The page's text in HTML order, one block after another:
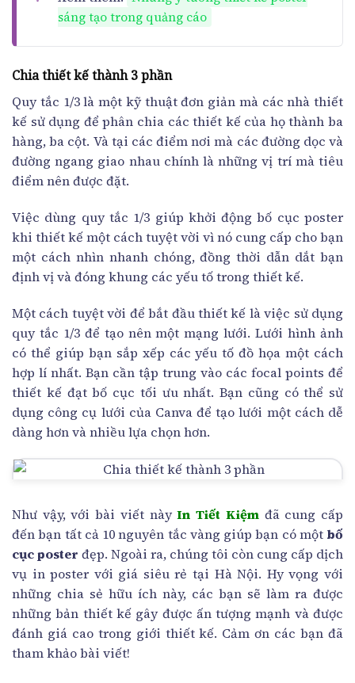
sáng tạo trong quảng cáo
Chia thiết kế thành 3 phần
Quy tắc 1/3 là một kỹ thuật đơn giản mà các nhà thiết
kế sử dụng để phân chia các thiết kế của họ thành ba
hàng, ba cột. Và tại các điểm nơi mà các đường dọc và
đường ngang giao nhau chính là những vị trí mà tiêu
điểm nên được đặt.
Việc dùng quy tắc 1/3 giúp khởi động bố cục poster
khi thiết kế một cách tuyệt vời vì nó cung cấp cho bạn
một cách nhìn nhanh chóng, đồng thời dẫn dắt bạn
định vị và đóng khung các yếu tố trong thiết kế.
Một cách tuyệt vời để bắt đầu thiết kế là việc sử dụng
quy tắc 1/3 để tạo nên một mạng lưới. Lưới hình ảnh
có thể giúp bạn sắp xếp các yếu tố đồ họa một cách
hợp lí nhất. Bạn cần tập trung vào các focal points để
thiết kế đạt bố cục tối ưu nhất. Bạn cũng có thể sử
dụng công cụ lưới của Canva để tạo lưới một cách dễ
dàng hơn và nhiều lựa chọn hơn.
Như vậy, với bài viết nàyIn Tiết Kiệmđã cung cấp
đến bạn tất cả 10 nguyên tắc vàng giúp bạn có một bố
cục poster đẹp. Ngoài ra, chúng tôi còn cung cấp dịch
vụ in poster với giá siêu rẻ tại Hà Nội. Hy vọng với
những chia sẻ hữu ích này, các bạn sẽ làm ra được
những bản thiết kế gây được ấn tượng mạnh và được
đánh giá cao trong giới thiết kế. Cảm ơn các bạn đã
tham khảo bài viết!